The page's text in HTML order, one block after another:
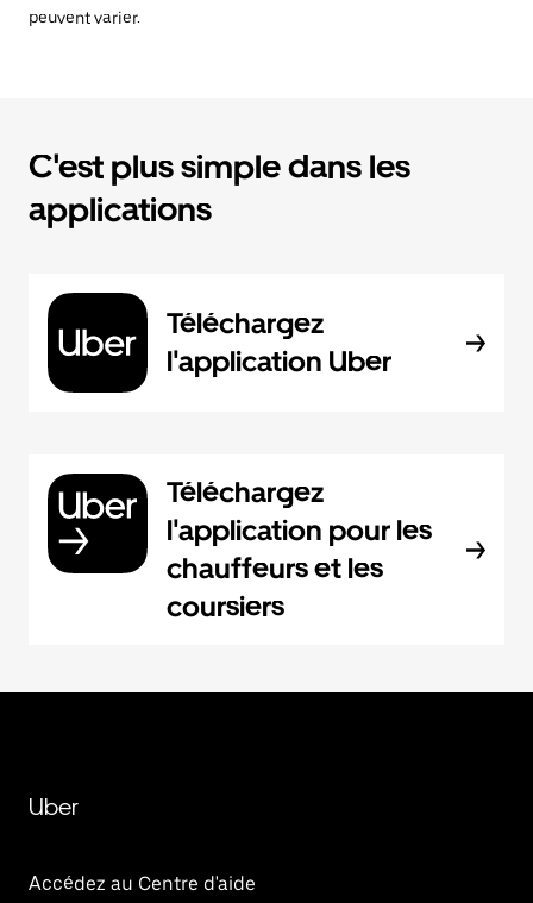
peuvent varier.
C'est plus simple dans les
applications
Téléchargez
l'application Uber
Téléchargez
l'application pour les
chauffeurs et les
coursiers
Uber
Accédez au Centre d'aide